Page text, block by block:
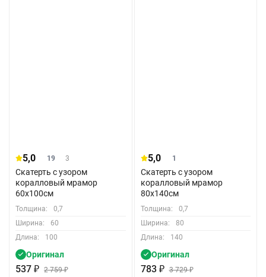
5,0 19 3
Скатерть с узором
коралловый мрамор
60x100см
Толщина:
0,7
Ширина:
60
Длина:
100
Оригинал
537 ₽ 2 759₽
5,0 1
Скатерть с узором
коралловый мрамор
80x140см
Толщина:
0,7
Ширина:
80
Длина:
140
Оригинал
783 ₽ 3 729₽